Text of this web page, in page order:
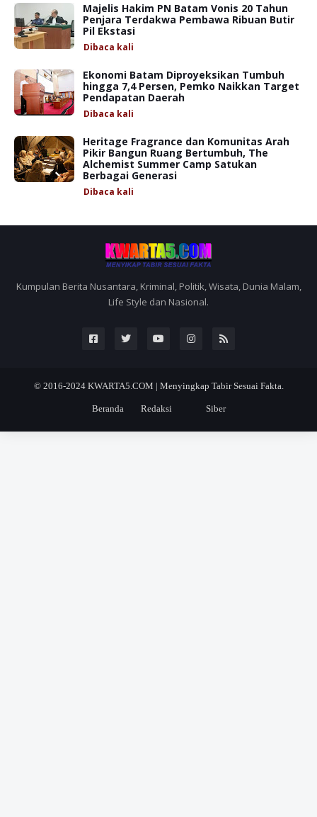
Majelis Hakim PN Batam Vonis 20 Tahun
Penjara Terdakwa Pembawa Ribuan Butir
Pil Ekstasi
Dibaca kali
Ekonomi Batam Diproyeksikan Tumbuh
hingga 7,4 Persen, Pemko Naikkan Target
Pendapatan Daerah
Dibaca kali
Heritage Fragrance dan Komunitas Arah
Pikir Bangun Ruang Bertumbuh, The
Alchemist Summer Camp Satukan
Berbagai Generasi
Dibaca kali
Kumpulan Berita Nusantara, Kriminal, Politik, Wisata, Dunia Malam,
Life Style dan Nasional.
© 2016-2024 KWARTA5.COM | Menyingkap Tabir Sesuai Fakta.
Beranda Redaksi Siber